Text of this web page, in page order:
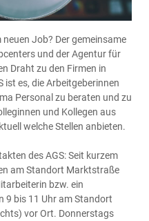
Job? Der gemeinsame
und der Agentur für
Draht zu den Firmen in
ist es, die Arbeitgeberinnen
Personal zu beraten und zu
und Kollegen aus
welche Stellen anbieten.
des AGS: Seit kurzem
am Standort Marktstraße
bzw. ein
9 bis 11 Uhr am Standort
vor Ort. Donnerstags